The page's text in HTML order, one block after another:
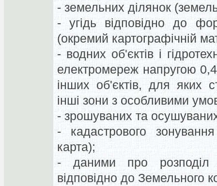
- земельних ділянок
- угідь відповідно до
(окремий картографічній
- водних об'єктів і
електромереж напругою
інших об'єктів, для яких
інші зони з особливими
- зрошуваних та
- кадастрового
карта);
- даними про розподіл
відповідно до Земельного